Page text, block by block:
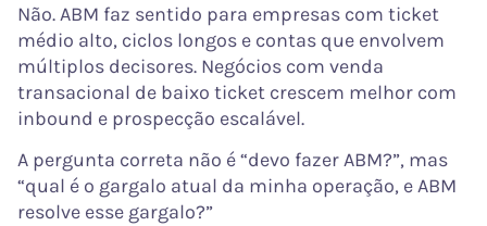
Não. ABM faz sentido para empresas com ticket
médio alto, ciclos longos e contas que envolvem
múltiplos decisores. Negócios com venda
transacional de baixo ticket crescem melhor com
inbound e prospecção escalável.
A pergunta correta não é “devo fazer ABM?”, mas
“qual é o gargalo atual da minha operação, e ABM
resolve esse gargalo?”